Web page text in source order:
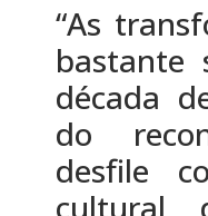
“As
bastante
década
do
desfile
cultural